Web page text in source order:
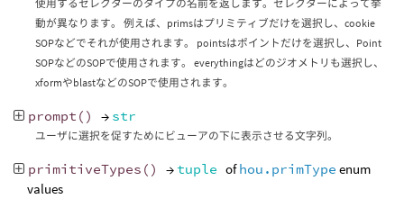
使用するセレクターのタイプの名前を返します。セレクターによって挙
動が異なります。 例えば、primsはプリミティブだけを選択し、cookie
SOPなどでそれが使用されます。 pointsはポイントだけを選択し、Point
SOPなどのSOPで使用されます。 everythingはどのジオメトリも選択し、
xformやblastなどのSOPで使用されます。
prompt () → str
ユーザに選択を促すためにビューアの下に表示させる文字列。
primitiveTypes () → tuple ofhou.primType enum
values